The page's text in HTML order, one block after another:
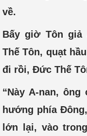
về.
Bấy giờ Tôn
Thế Tôn, quạt
đi rồi, Đức Thế
“Này A-nan,
hướng phía
lớn lại, vào